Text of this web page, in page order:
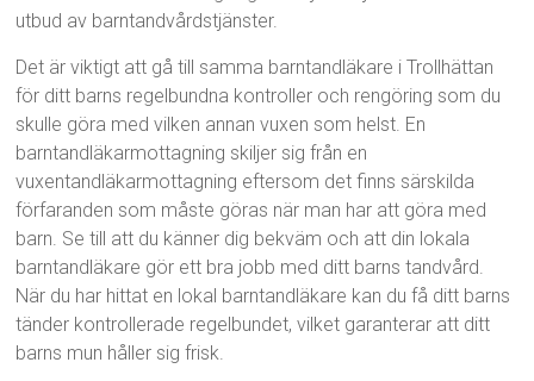
utbud av barntandvårdstjänster.
Det är viktigt att gå till samma barntandläkare i Trollhättan
för ditt barns regelbundna kontroller och rengöring som du
skulle göra med vilken annan vuxen som helst. En
barntandläkarmottagning skiljer sig från en
vuxentandläkarmottagning eftersom det finns särskilda
förfaranden som måste göras när man har att göra med
barn. Se till att du känner dig bekväm och att din lokala
barntandläkare gör ett bra jobb med ditt barns tandvård.
När du har hittat en lokal barntandläkare kan du få ditt barns
tänder kontrollerade regelbundet, vilket garanterar att ditt
barns mun håller sig frisk.